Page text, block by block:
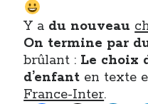
Y a du nouveau
On termine par
brûlant : Le choix
d’enfant en texte
France-Inter.